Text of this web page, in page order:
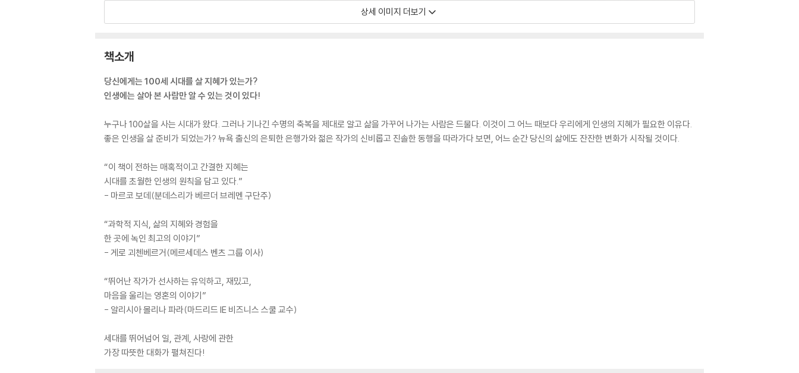
상세 이미지 더보기
책소개
당신에게는 100세 시대를 살 지혜가 있는가?
인생에는 살아 본 사람만 알 수 있는 것이 있다!
누구나 100살을 사는 시대가 왔다. 그러나 기나긴 수명의 축복을 제대로 알고 삶을 가꾸어 나가는 사람은 드물다. 이것이 그 어느 때보다 우리에게 인생의 지혜가 필요한 이유다.
좋은 인생을 살 준비가 되었는가? 뉴욕 출신의 은퇴한 은행가와 젊은 작가의 신비롭고 진솔한 동행을 따라가다 보면, 어느 순간 당신의 삶에도 잔잔한 변화가 시작될 것이다.
“이 책이 전하는 매혹적이고 간결한 지혜는
시대를 초월한 인생의 원칙을 담고 있다.”
- 마르코 보데(분데스리가 베르더 브레멘 구단주)
“과학적 지식, 삶의 지혜와 경험을
한 곳에 녹인 최고의 이야기”
- 게로 괴첸베르거(메르세데스 벤츠 그룹 이사)
“뛰어난 작가가 선사하는 유익하고, 재밌고,
마음을 울리는 영혼의 이야기”
- 알리시아 몰리나 파라(마드리드 IE 비즈니스 스쿨 교수)
세대를 뛰어넘어 일, 관계, 사랑에 관한
가장 따뜻한 대화가 펼쳐진다!